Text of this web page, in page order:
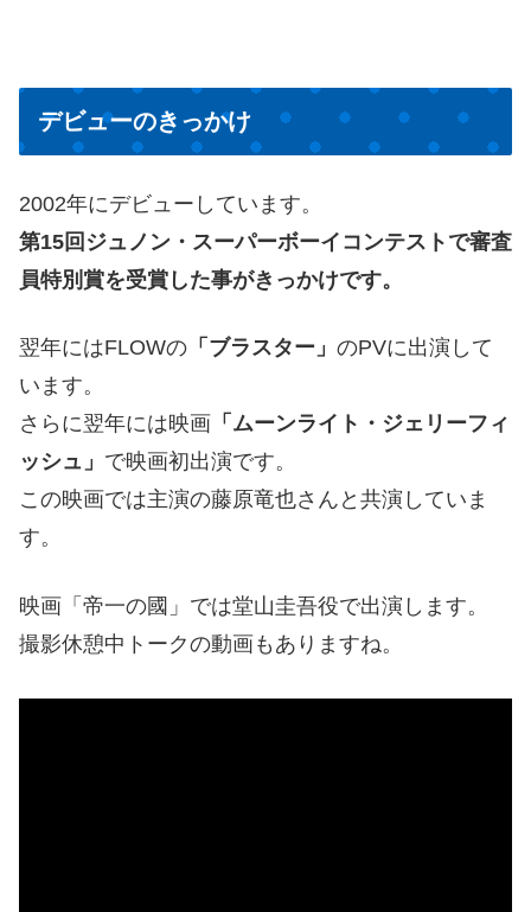
デビューのきっかけ
2002年にデビューしています。
第15回ジュノン・スーパーボーイコンテストで審査
員特別賞を受賞した事がきっかけです。
翌年にはFLOWの 「ブラスター」 のPVに出演して
います。
さらに翌年には映画 「ムーンライト・ジェリーフィ
ッシュ」 で映画初出演です。
この映画では主演の藤原竜也さんと共演していま
す。
映画「帝一の國」では堂山圭吾役で出演します。
撮影休憩中トークの動画もありますね。